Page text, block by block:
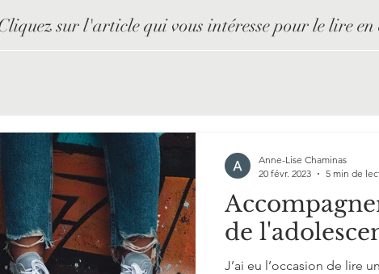
sur l'article qui vous intéresse pour le lire
de
J’ai eu l’occasion de lire
Anne-Lise Chaminas
20 févr. 2023
5 min de